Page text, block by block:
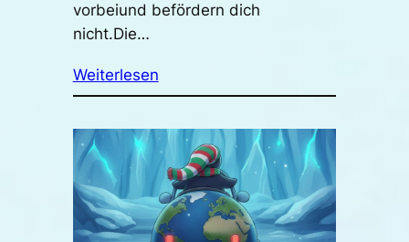
vorbeiund befördern dich
nicht.Die…
Weiterlesen